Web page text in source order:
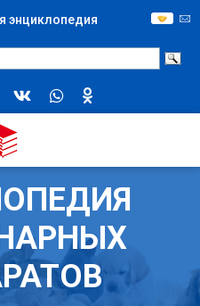
энциклопедия